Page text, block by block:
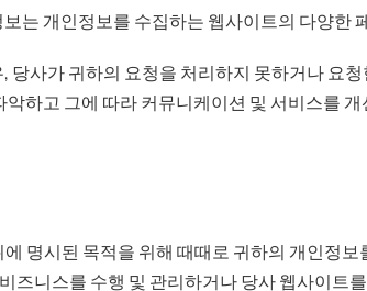
는 개인정보를 수집하는 웹사이트의 다양한
당사가 귀하의 요청을 처리하지 못하거나 요
하고 그에 따라 커뮤니케이션 및 서비스를
명시된 목적을 위해 때때로 귀하의 개인정
즈니스를 수행 및 관리하거나 당사 웹사이트